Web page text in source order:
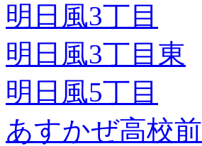
明日風3丁目
明日風3丁目東
明日風5丁目
あすかぜ高校前